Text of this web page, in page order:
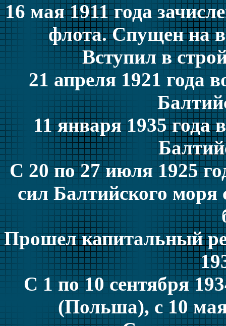
16 мая 1911 года
флота. Спущен на
Вступил в
21 апреля 1921 года
11 января 1935 года
С 20 по 27 июля 1925
сил Балтийского
Прошел капитальный
С 1 по 10 сентября
(Польша), с 10